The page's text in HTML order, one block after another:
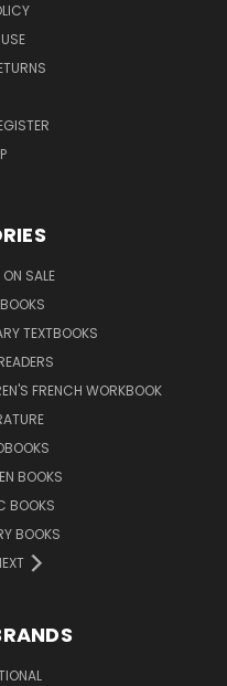
SALE
TEXTBOOKS
FRENCH WORKBOOK
BOOKS
BOOKS
BOOKS